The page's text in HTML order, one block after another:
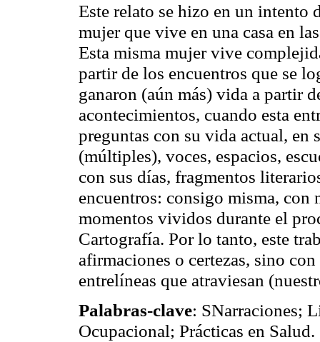
Este relato se hizo en un intento
mujer que vive en una casa en
Esta misma mujer vive
partir de los encuentros que se
ganaron (aún más) vida a partir
acontecimientos, cuando esta
preguntas con su vida actual, en
(múltiples), voces, espacios,
con sus días, fragmentos
encuentros: consigo misma, con
momentos vividos durante el
Cartografía. Por lo tanto, este
afirmaciones o certezas, sino
entrelíneas que atraviesan
Palabras-clave: SNarraciones;
Ocupacional; Prácticas en Salud.